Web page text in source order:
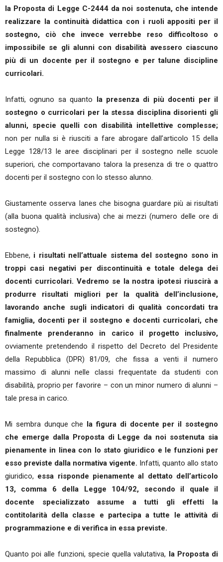
la Proposta di Legge C-2444 da noi sostenuta, che intende
realizzare la continuità didattica con i ruoli appositi per il
sostegno, ciò che invece verrebbe reso difficoltoso o
impossibile se gli alunni con disabilità avessero ciascuno
più di un docente per il sostegno e per talune discipline
curricolari.
Infatti, ognuno sa quanto la presenza di più docenti per il
sostegno o curricolari per la stessa disciplina disorienti gli
alunni, specie quelli con disabilità intellettive complesse;
non per nulla si è riusciti a fare abrogare dall’articolo 15 della
Legge 128/13 le aree disciplinari per il sostegno nelle scuole
superiori, che comportavano talora la presenza di tre o quattro
docenti per il sostegno con lo stesso alunno.
Giustamente osserva Ianes che bisogna guardare più ai risultati
(alla buona qualità inclusiva) che ai mezzi (numero delle ore di
sostegno).
Ebbene, i risultati nell’attuale sistema del sostegno sono in
troppi casi negativi per discontinuità e totale delega dei
docenti curricolari. Vedremo se la nostra ipotesi riuscirà a
produrre risultati migliori per la qualità dell’inclusione,
lavorando anche sugli indicatori di qualità concordati tra
famiglia, docenti per il sostegno e docenti curricolari, che
finalmente prenderanno in carico il progetto inclusivo,
ovviamente pretendendo il rispetto del Decreto del Presidente
della Repubblica (DPR) 81/09, che fissa a venti il numero
massimo di alunni nelle classi frequentate da studenti con
disabilità, proprio per favorire – con un minor numero di alunni –
tale presa in carico.
Mi sembra dunque che la figura di docente per il sostegno
che emerge dalla Proposta di Legge da noi sostenuta sia
pienamente in linea con lo stato giuridico e le funzioni per
esso previste dalla normativa vigente. Infatti, quanto allo stato
giuridico, essa risponde pienamente al dettato dell’articolo
13, comma 6 della Legge 104/92, secondo il quale il
docente specializzato assume a tutti gli effetti la
contitolarità della classe e partecipa a tutte le attività di
programmazione e di verifica in essa previste.
Quanto poi alle funzioni, specie quella valutativa, la Proposta di